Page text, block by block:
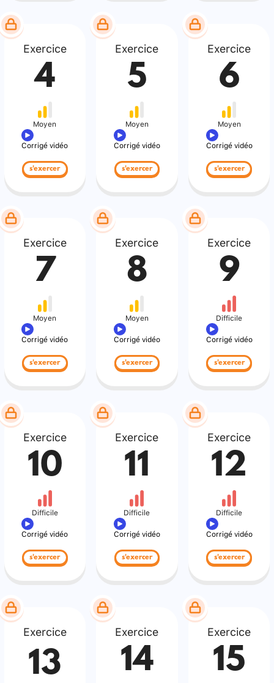
Exercice
4
Moyen
Corrigé vidéo
s'exercer
Exercice
5
Moyen
Corrigé vidéo
s'exercer
Exercice
6
Moyen
Corrigé vidéo
s'exercer
Exercice
7
Moyen
Corrigé vidéo
s'exercer
Exercice
8
Moyen
Corrigé vidéo
s'exercer
Exercice
9
Difficile
Corrigé vidéo
s'exercer
Exercice
10
Difficile
Corrigé vidéo
s'exercer
Exercice
11
Difficile
Corrigé vidéo
s'exercer
Exercice
12
Difficile
Corrigé vidéo
s'exercer
Exercice
13
Exercice
14
Exercice
15